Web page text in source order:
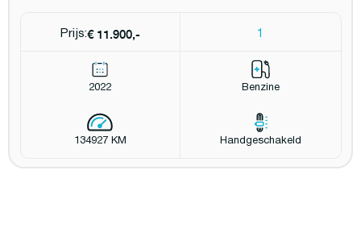
Prijs:€ 11.900,- 1
2022 Benzine
134927 KM Handgeschakeld